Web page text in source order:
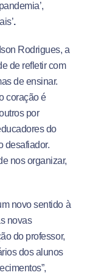
.
Rodrigues, a
de refletir com
de ensinar.
coração é
por
do
desafiador.
nos organizar,
novo sentido à
novas
do professor,
dos alunos